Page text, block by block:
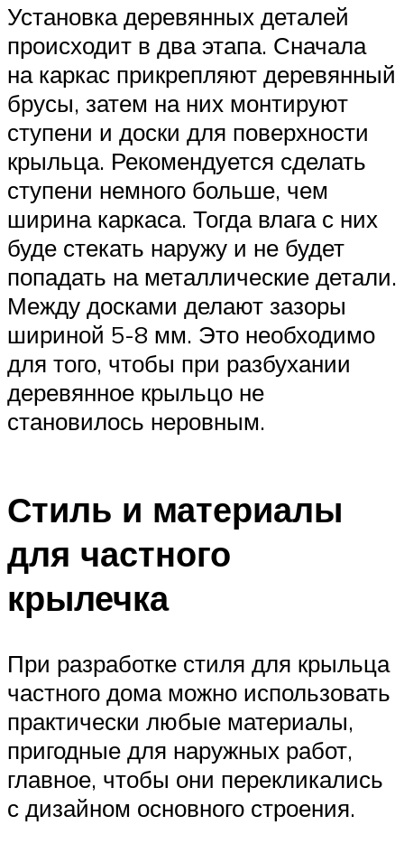
Установка деревянных деталей
происходит в два этапа. Сначала
на каркас прикрепляют деревянный
брусы, затем на них монтируют
ступени и доски для поверхности
крыльца. Рекомендуется сделать
ступени немного больше, чем
ширина каркаса. Тогда влага с них
буде стекать наружу и не будет
попадать на металлические детали.
Между досками делают зазоры
шириной 5-8 мм. Это необходимо
для того, чтобы при разбухании
деревянное крыльцо не
становилось неровным.
Стиль и материалы
для частного
крылечка
При разработке стиля для крыльца
частного дома можно использовать
практически любые материалы,
пригодные для наружных работ,
главное, чтобы они перекликались
с дизайном основного строения.